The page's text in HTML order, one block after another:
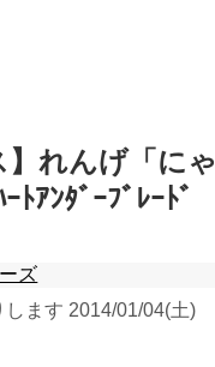
】れんげ「にゃ
ﾄｱﾝﾀﾞｰﾌﾞﾚｰﾄﾞ
ズ
ます 2014/01/04(土)